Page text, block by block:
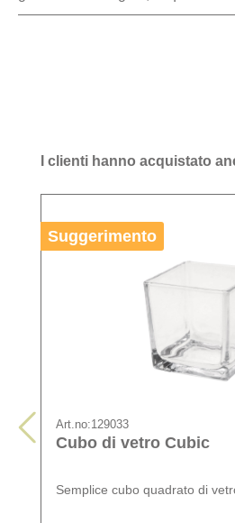
I clienti hanno acquistato
Suggerimento
Art.no:129033
Cubo di vetro Cubic
Semplice cubo quadrato di